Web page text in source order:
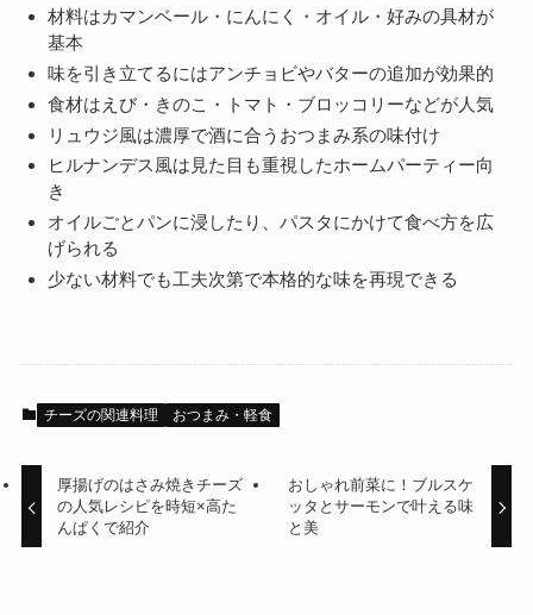
材料はカマンベール・にんにく・オイル・好みの具材が
基本
味を引き立てるにはアンチョビやバターの追加が効果的
食材はえび・きのこ・トマト・ブロッコリーなどが人気
リュウジ風は濃厚で酒に合うおつまみ系の味付け
ヒルナンデス風は見た目も重視したホームパーティー向
き
オイルごとパンに浸したり、パスタにかけて食べ方を広
げられる
少ない材料でも工夫次第で本格的な味を再現できる
チーズの関連料理 おつまみ・軽食
厚揚げのはさみ焼きチーズ
の人気レシピを時短×高た
んぱくで紹介
おしゃれ前菜に！ブルスケ
ッタとサーモンで叶える味
と美